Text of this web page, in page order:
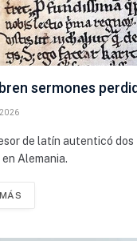
sermones
de latín autenticó
Alemania.